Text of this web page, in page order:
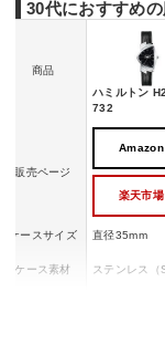
30代におすすめ
商品
ハミルトン
732
販売ページ
Amazon
楽天市場
ケースサイズ 直径35mm
ケース素材 ステンレス（